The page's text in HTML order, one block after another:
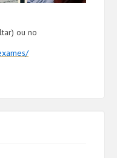
ou no